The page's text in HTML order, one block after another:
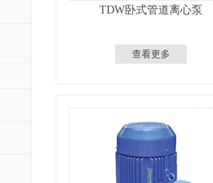
TDW卧式管道离心泵
查看更多